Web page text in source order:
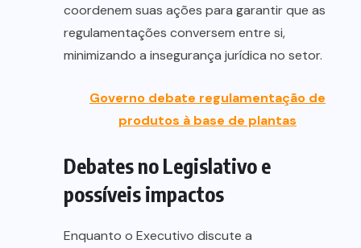
coordenem suas ações para garantir que as
regulamentações conversem entre si,
minimizando a insegurança jurídica no setor.
Governo debate regulamentação de
produtos à base de plantas
Debates no Legislativo e
possíveis impactos
Enquanto o Executivo discute a